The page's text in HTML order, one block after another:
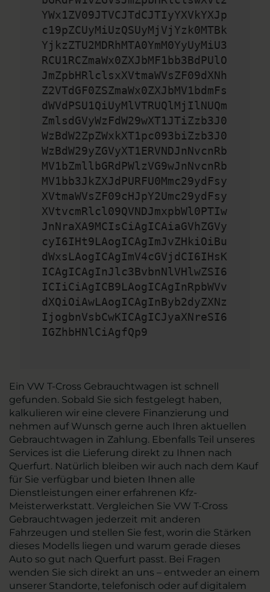
YWx1ZV09JTVCJTdCJTIyYXVkYXJp
c19pZCUyMiUzQSUyMjVjYzk0MTBk
YjkzZTU2MDRhMTA0YmM0YyUyMiU3
RCU1RCZmaWx0ZXJbMF1bb3BdPUlO
JmZpbHRlclsxXVtmaWVsZF09dXNh
Z2VTdGF0ZSZmaWx0ZXJbMV1bdmFs
dWVdPSU1QiUyMlVTRUQlMjIlNUQm
ZmlsdGVyWzFdW29wXT1JTiZzb3J0
WzBdW2ZpZWxkXT1pc093biZzb3J0
WzBdW29yZGVyXT1ERVNDJnNvcnRb
MV1bZmllbGRdPWlzVG9wJnNvcnRb
MV1bb3JkZXJdPURFU0Mmc29ydFsy
XVtmaWVsZF09cHJpY2Umc29ydFsy
XVtvcmRlcl09QVNDJmxpbWl0PTIw
JnNraXA9MCIsCiAgICAiaGVhZGVy
cyI6IHt9LAogICAgImJvZHkiOiBu
dWxsLAogICAgImV4cGVjdCI6IHsK
ICAgICAgInJlc3BvbnNlVHlwZSI6
ICIiCiAgICB9LAogICAgInRpbWVv
dXQiOiAwLAogICAgInByb2dyZXNz
IjogbnVsbCwKICAgICJyaXNreSI6
IGZhbHNlCiAgfQp9
Ein VW T-Cross Gebrauchtwagen ist schnell
gefunden. Sobald Sie sich festgelegt haben,
kalkulieren wir eine clevere Finanzierung und
nehmen auf Wunsch gerne auch Ihren aktuellen
Gebrauchtwagen in Zahlung. Ebenfalls Teil unseres
Services ist die Lieferung direkt zu Ihnen nach
Querfurt. Natürlich bleiben wir auch nach dem Kauf
für Sie verfügbar und bieten Ihnen alle
Dienstleistungen einer erfahrenen Kfz-
Meisterwerkstatt. Vergleichen Sie VW T-Cross
Gebrauchtwagen jederzeit mit anderen
Fahrzeugen und stellen Sie fest, worin die Stärken
dieses Modells liegen und warum gerade dieses
Auto so gut nach Querfurt passt. Bei Fragen
wenden Sie sich direkt an uns – entweder an einem
unserer Standorte, telefonisch oder auf digitalem